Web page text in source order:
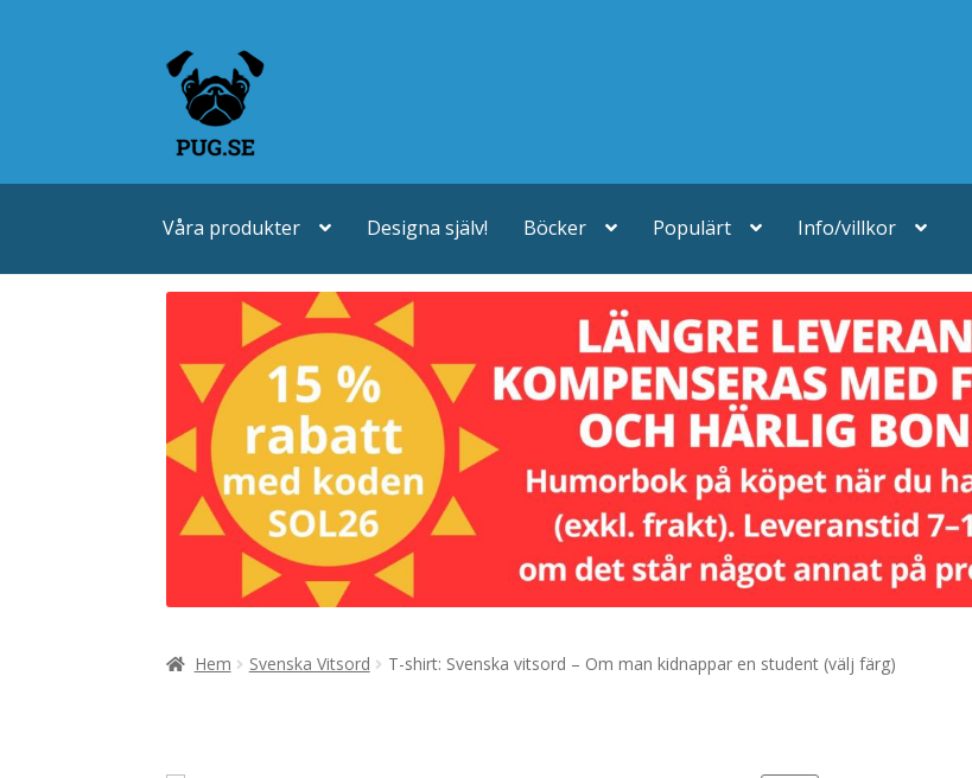
Hoppa
till
navigering
Hoppa
till
innehåll
Våra produkter Designa själv! Böcker Populärt Info/villkor
Hem Svenska Vitsord T-shirt: Svenska vitsord – Om man kidnappar en student (välj färg)